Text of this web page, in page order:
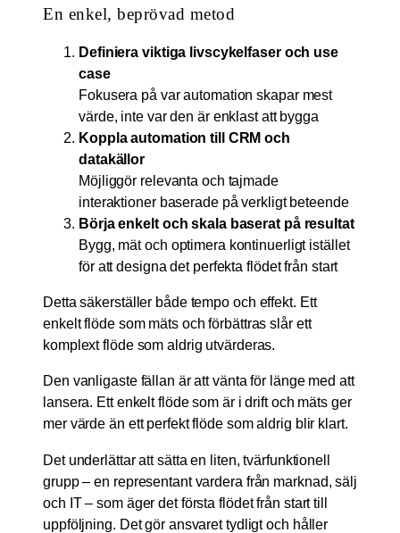
En enkel, beprövad metod
Definiera viktiga livscykelfaser och use
case
Fokusera på var automation skapar mest
värde, inte var den är enklast att bygga
Koppla automation till CRM och
datakällor
Möjliggör relevanta och tajmade
interaktioner baserade på verkligt beteende
Börja enkelt och skala baserat på resultat
Bygg, mät och optimera kontinuerligt istället
för att designa det perfekta flödet från start
Detta säkerställer både tempo och effekt. Ett
enkelt flöde som mäts och förbättras slår ett
komplext flöde som aldrig utvärderas.
Den vanligaste fällan är att vänta för länge med att
lansera. Ett enkelt flöde som är i drift och mäts ger
mer värde än ett perfekt flöde som aldrig blir klart.
Det underlättar att sätta en liten, tvärfunktionell
grupp – en representant vardera från marknad, sälj
och IT – som äger det första flödet från start till
uppföljning. Det gör ansvaret tydligt och håller